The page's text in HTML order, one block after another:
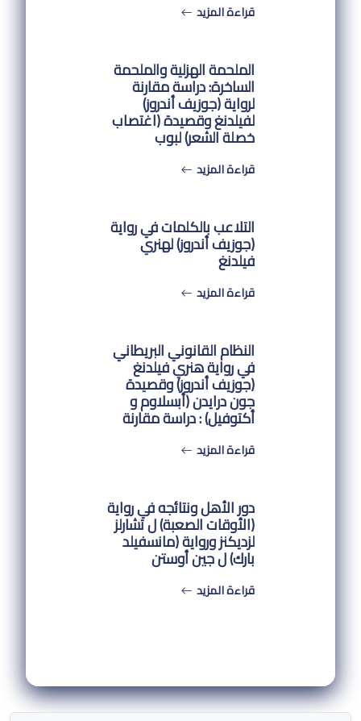
قراءة المزيد
الملحمة الهزلية والملحمة
الساخرة: دراسة مقارنة
لرواية (جوزيف أندروز)
لفيلدنغ وقصيدة (اغتصاب
خصلة الشعر) لبوب
قراءة المزيد
التلاعب بالكلمات في رواية
(جوزيف أندروز) لهنري
فيلدنغ
قراءة المزيد
النظام القانوني البريطاني
في رواية هنري فيلدنغ
(جوزيف أندروز) وقصيدة
جون درايدن (أبسلاوم و
أكتوفيل) : دراسة مقارنة
قراءة المزيد
دور الأهل ونتائجه في رواية
(الأوقات الصعبة) ل تشارلز
لزديكنز ورواية (مانسفيلد
بارك) ل جين أوستن
قراءة المزيد